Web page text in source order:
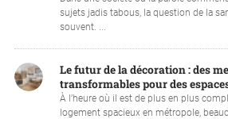
sujets jadis tabous, la question de la
souvent. ...
Le futur de la décoration : des
transformables pour des
À l’heure où il est de plus en plus
logement spacieux en métropole,